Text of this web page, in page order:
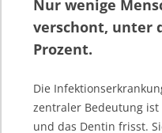
Nur wenige
verschont, unter
Prozent.
Die
zentraler Bedeutung
und das Dentin frisst.